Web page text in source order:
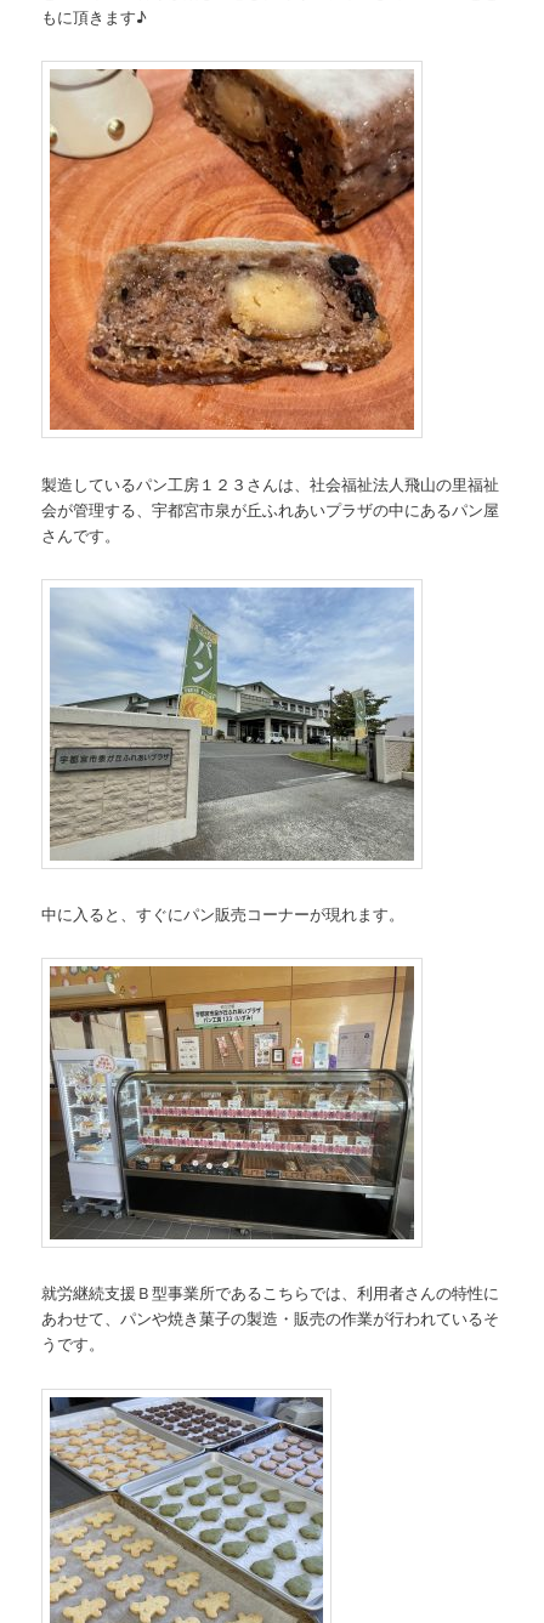
もに頂きます♪
製造しているパン工房１２３さんは、社会福祉法人飛山の里福祉
会が管理する、宇都宮市泉が丘ふれあいプラザの中にあるパン屋
さんです。
中に入ると、すぐにパン販売コーナーが現れます。
就労継続支援Ｂ型事業所であるこちらでは、利用者さんの特性に
あわせて、パンや焼き菓子の製造・販売の作業が行われているそ
うです。